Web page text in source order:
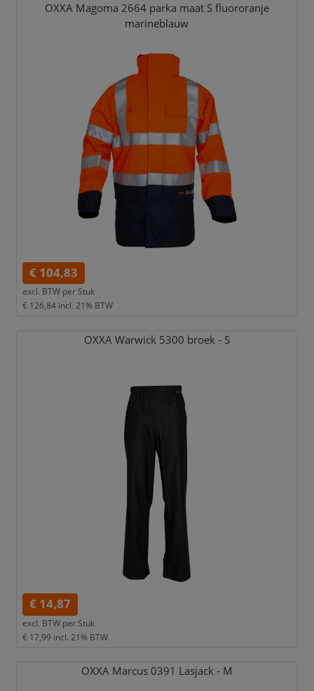
OXXA Magoma 2664 parka maat S fluororanje
marineblauw
€ 104,83
excl. BTW per Stuk
€ 126,84 incl. 21% BTW
OXXA Warwick 5300 broek - S
€ 14,87
excl. BTW per Stuk
€ 17,99 incl. 21% BTW
OXXA Marcus 0391 Lasjack - M